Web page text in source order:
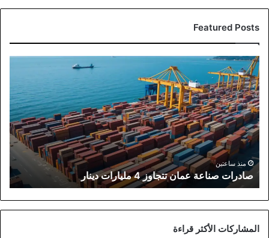
Featured Posts
صادرات
صناعة
عمان
تتجاوز
4
مليارات
دينار
منذ ساعتين
صادرات صناعة عمان تتجاوز 4 مليارات دينار
المشاركات الأكثر قراءة